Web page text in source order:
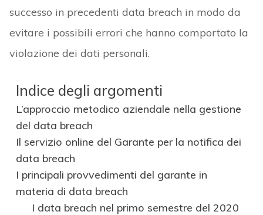
successo in precedenti data breach in modo da
evitare i possibili errori che hanno comportato la
violazione dei dati personali.
Indice degli argomenti
L’approccio metodico aziendale nella gestione
del data breach
Il servizio online del Garante per la notifica dei
data breach
I principali provvedimenti del garante in
materia di data breach
I data breach nel primo semestre del 2020